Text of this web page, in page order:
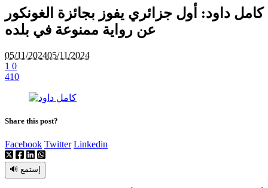
كامل داود: أول جزائري يفوز بجائزة الغونكور
عن رواية ممنوعة في بلده
05/11/202405/11/2024
1 0
410
Share this post?
Facebook Twitter Linkedin
🔊 إستمع